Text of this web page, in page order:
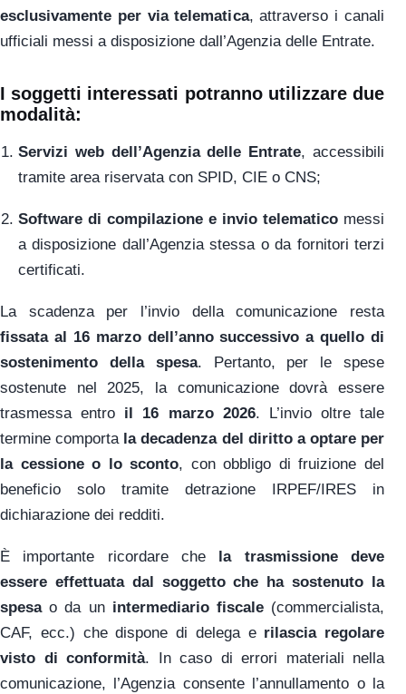
esclusivamente per via telematica, attraverso i canali
ufficiali messi a disposizione dall’Agenzia delle Entrate.
I soggetti interessati potranno utilizzare due
modalità:
Servizi web dell’Agenzia delle Entrate, accessibili
tramite area riservata con SPID, CIE o CNS;
Software di compilazione e invio telematico messi
a disposizione dall’Agenzia stessa o da fornitori terzi
certificati.
La scadenza per l’invio della comunicazione resta
fissata al 16 marzo dell’anno successivo a quello di
sostenimento della spesa. Pertanto, per le spese
sostenute nel 2025, la comunicazione dovrà essere
trasmessa entro il 16 marzo 2026. L’invio oltre tale
termine comporta la decadenza del diritto a optare per
la cessione o lo sconto, con obbligo di fruizione del
beneficio solo tramite detrazione IRPEF/IRES in
dichiarazione dei redditi.
È importante ricordare che
la trasmissione deve
essere effettuata dal soggetto che ha sostenuto la
spesao da un intermediario fiscale(commercialista,
CAF, ecc.) che dispone di delega e rilascia regolare
visto di conformità. In caso di errori materiali nella
comunicazione, l’Agenzia consente l’annullamento o la